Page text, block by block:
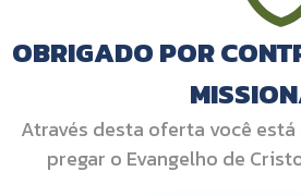
OBRIGADO POR
Através desta oferta você
pregar o Evangelho de